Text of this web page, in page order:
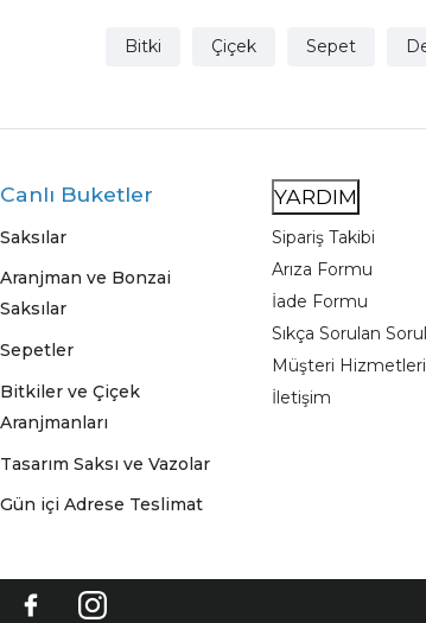
Bitki Çiçek Sepet
Canlı Buketler
Saksılar
Aranjman ve Bonzai
Saksılar
Sepetler
Bitkiler ve Çiçek
Aranjmanları
Tasarım Saksı ve Vazolar
Gün içi Adrese Teslimat
YARDIM
Sipariş Takibi
Arıza Formu
İade Formu
Sıkça Sorulan
Müşteri Hizmetleri
İletişim